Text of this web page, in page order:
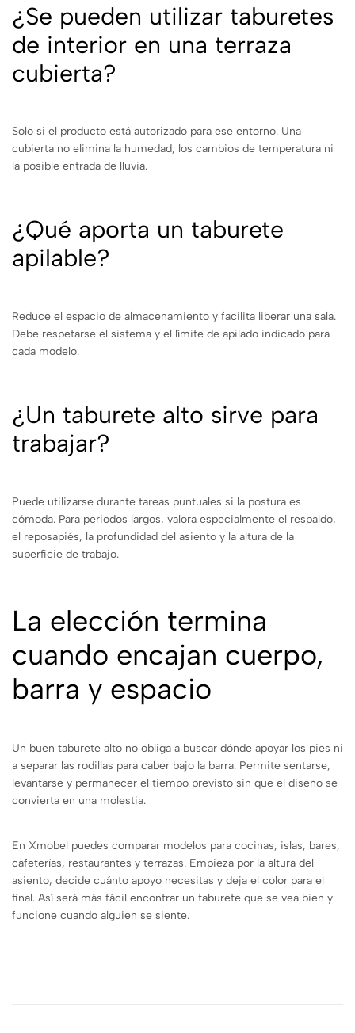
¿Se pueden utilizar taburetes
de interior en una terraza
cubierta?
Solo si el producto está autorizado para ese entorno. Una
cubierta no elimina la humedad, los cambios de temperatura ni
la posible entrada de lluvia.
¿Qué aporta un taburete
apilable?
Reduce el espacio de almacenamiento y facilita liberar una sala.
Debe respetarse el sistema y el límite de apilado indicado para
cada modelo.
¿Un taburete alto sirve para
trabajar?
Puede utilizarse durante tareas puntuales si la postura es
cómoda. Para periodos largos, valora especialmente el respaldo,
el reposapiés, la profundidad del asiento y la altura de la
superficie de trabajo.
La elección termina
cuando encajan cuerpo,
barra y espacio
Un buen taburete alto no obliga a buscar dónde apoyar los pies ni
a separar las rodillas para caber bajo la barra. Permite sentarse,
levantarse y permanecer el tiempo previsto sin que el diseño se
convierta en una molestia.
En Xmobel puedes comparar modelos para cocinas, islas, bares,
cafeterías, restaurantes y terrazas. Empieza por la altura del
asiento, decide cuánto apoyo necesitas y deja el color para el
final. Así será más fácil encontrar un taburete que se vea bien y
funcione cuando alguien se siente.